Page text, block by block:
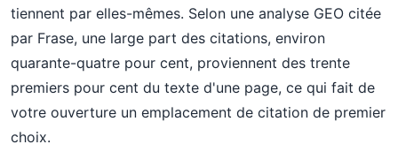
tiennent par elles-mêmes. Selon une analyse GEO citée
par Frase, une large part des citations, environ
quarante-quatre pour cent, proviennent des trente
premiers pour cent du texte d'une page, ce qui fait de
votre ouverture un emplacement de citation de premier
choix.